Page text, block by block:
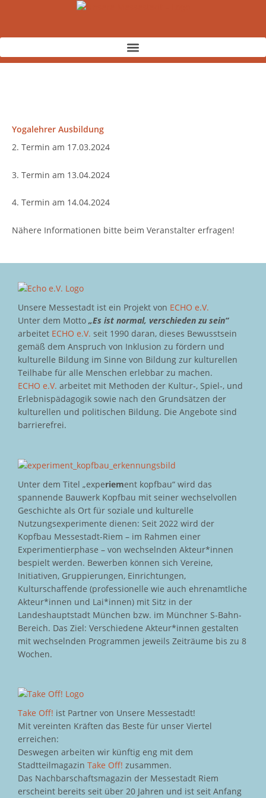
Yogalehrer Ausbildung
2. Termin am 17.03.2024
3. Termin am 13.04.2024
4. Termin am 14.04.2024
Nähere Informationen bitte beim Veranstalter erfragen!
Unsere Messestadt ist ein Projekt von ECHO e.V.
Unter dem Motto „Es ist normal, verschieden zu sein“
arbeitet ECHO e.V. seit 1990 daran, dieses Bewusstsein
gemäß dem Anspruch von Inklusion zu fördern und
kulturelle Bildung im Sinne von Bildung zur kulturellen
Teilhabe für alle Menschen erlebbar zu machen.
ECHO e.V. arbeitet mit Methoden der Kultur-, Spiel-, und
Erlebnispädagogik sowie nach den Grundsätzen der
kulturellen und politischen Bildung. Die Angebote sind
barrierefrei.
Unter dem Titel „experiement kopfbau“ wird das
spannende Bauwerk Kopfbau mit seiner wechselvollen
Geschichte als Ort für soziale und kulturelle
Nutzungsexperimente dienen: Seit 2022 wird der
Kopfbau Messestadt-Riem – im Rahmen einer
Experimentierphase – von wechselnden Akteur*innen
bespielt werden. Bewerben können sich Vereine,
Initiativen, Gruppierungen, Einrichtungen,
Kulturschaffende (professionelle wie auch ehrenamtliche
Akteur*innen und Lai*innen) mit Sitz in der
Landeshauptstadt München bzw. im Münchner S-Bahn-
Bereich. Das Ziel: Verschiedene Akteur*innen gestalten
mit wechselnden Programmen jeweils Zeiträume bis zu 8
Wochen.
Take Off! ist Partner von Unsere Messestadt!
Mit vereinten Kräften das Beste für unser Viertel
erreichen:
Deswegen arbeiten wir künftig eng mit dem
Stadtteilmagazin Take Off! zusammen.
Das Nachbarschaftsmagazin der Messestadt Riem
erscheint bereits seit über 20 Jahren und ist seit Anfang